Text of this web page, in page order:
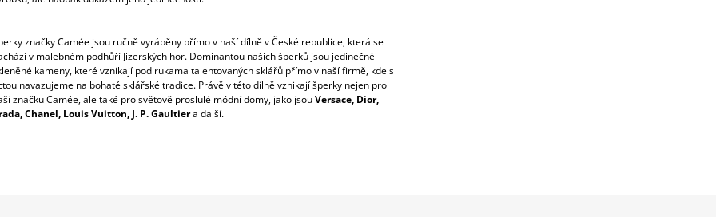
značky Camée jsou ručně vyráběny přímo v naší dílně v České republice, která se
v malebném podhůří Jizerských hor. Dominantou našich šperků jsou jedinečné
kameny, které vznikají pod rukama talentovaných sklářů přímo v naší firmě, kde s
navazujeme na bohaté sklářské tradice. Právě v této dílně vznikají šperky nejen pro
značku Camée, ale také pro světově proslulé módní domy, jako jsouVersace, Dior,
Chanel, Louis Vuitton, J. P. Gaultiera další.